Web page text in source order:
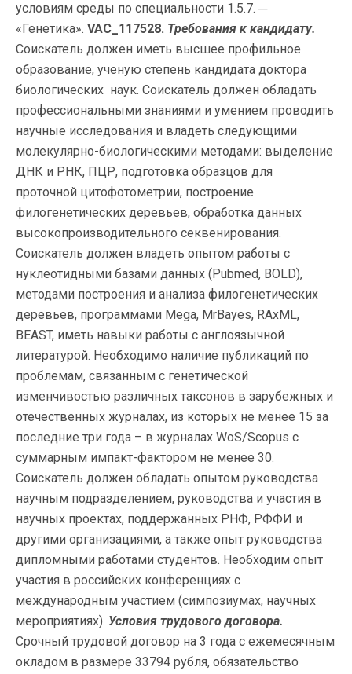
условиям среды по специальности 1.5.7. ─
«Генетика». VAC_117528. Требования к кандидату.
Соискатель должен иметь высшее профильное
образование, ученую степень кандидата доктора
биологических наук. Соискатель должен обладать
профессиональными знаниями и умением проводить
научные исследования и владеть следующими
молекулярно-биологическими методами: выделение
ДНК и РНК, ПЦР, подготовка образцов для
проточной цитофотометрии, построение
филогенетических деревьев, обработка данных
высокопроизводительного секвенирования.
Соискатель должен владеть опытом работы с
нуклеотидными базами данных (Pubmed, BOLD),
методами построения и анализа филогенетических
деревьев, программами Mega, MrBayes, RAxML,
BEAST, иметь навыки работы с англоязычной
литературой. Необходимо наличие публикаций по
проблемам, связанным с генетической
изменчивостью различных таксонов в зарубежных и
отечественных журналах, из которых не менее 15 за
последние три года – в журналах WoS/Scopus с
суммарным импакт-фактором не менее 30.
Соискатель должен обладать опытом руководства
научным подразделением, руководства и участия в
научных проектах, поддержанных РНФ, РФФИ и
другими организациями, а также опыт руководства
дипломными работами студентов. Необходим опыт
участия в российских конференциях с
международным участием (симпозиумах, научных
мероприятиях). Условия трудового договора.
Срочный трудовой договор на 3 года с ежемесячным
окладом в размере 33794 рубля, обязательство